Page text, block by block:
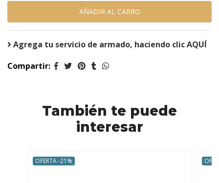
Agrega tu servicio de armado, haciendo clic AQUÍ
Compartir:
También te puede
interesar
OFERTA -21%